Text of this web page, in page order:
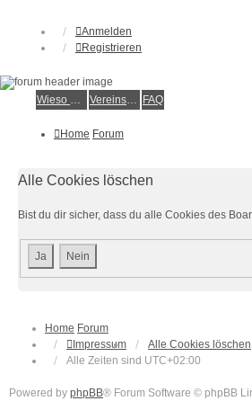
Anmelden
Registrieren
Wieso der e.V.? Vereinsmitglied werden FAQ
Home Forum
Alle Cookies löschen
Bist du dir sicher, dass du alle Cookies des
Home Forum
Impressum
Alle Cookies löschen
Alle Zeiten sind UTC+02:00
Powered by phpBB® Forum Software © phpBB